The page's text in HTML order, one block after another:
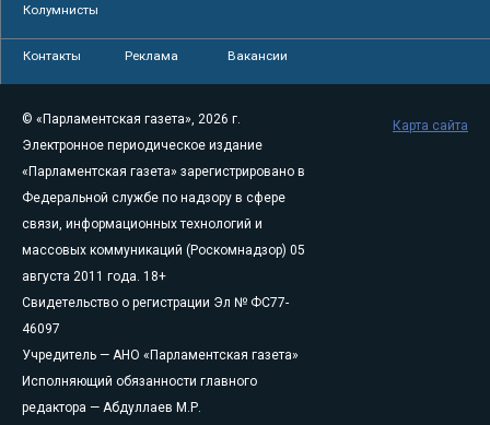
Колумнисты
Контакты Реклама Вакансии
© «Парламентская газета», 2026 г.
Электронное периодическое издание
«Парламентская газета» зарегистрировано в
Федеральной службе по надзору в сфере
связи, информационных технологий и
массовых коммуникаций (Роскомнадзор) 05
августа 2011 года. 18+
Свидетельство о регистрации Эл № ФС77-
46097
Учредитель — АНО «Парламентская газета»
Исполняющий обязанности главного
редактора — Абдуллаев М.Р.
Карта сайта